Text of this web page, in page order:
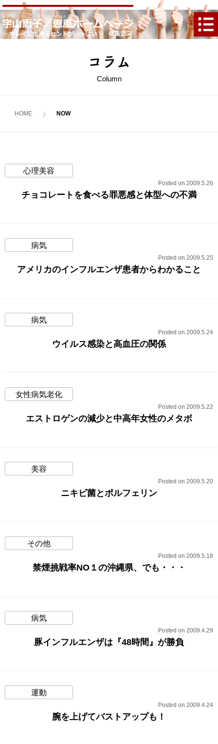
コラム
Column
HOME
心理美容
Posted on 2009.5.26
チョコレートを食べる罪悪感と体型への不満
病気
Posted on 2009.5.25
アメリカのインフルエンザ患者からわかること
病気
Posted on 2009.5.24
ウイルス感染と高血圧の関係
女性病気老化
Posted on 2009.5.22
エストロゲンの減少と中高年女性のメタボ
美容
Posted on 2009.5.20
ニキビ菌とポルフェリン
その他
Posted on 2009.5.18
禁煙挑戦率NO１の沖縄県、でも・・・
病気
Posted on 2009.4.29
豚インフルエンザは『48時間』が勝負
運動
Posted on 2009.4.24
腕を上げてバストアップも！